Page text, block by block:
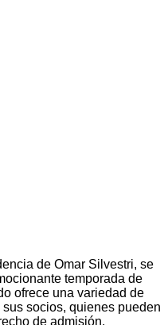
de Omar Silvestri, se
temporada de
ofrece una variedad de
socios, quienes pueden
de admisión.